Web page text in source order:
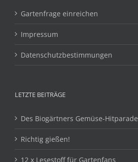
Gartenfrage einreichen
Impressum
Datenschutzbestimmungen
LETZTE BEITRÄGE
Des Biogärtners Gemüse-Hitparade
Richtig gießen!
12 x Lesestoff für Gartenfans